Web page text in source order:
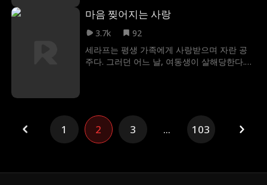
아이비를 목소리 대역으로 삼는다. 하지만 아
이비가 남자친구와 절친의 바람을 목격하며
는 어릴 적 친구인 스타 쿼터백 블레이크에게
도움을 청하는데. 과연 아이비는 스포트라이트
마음 찢어지는 사랑
3.7k
92
세라프는 평생 가족에게 사랑받으며 자란 공
주다. 그러던 어느 날, 여동생이 살해당한다.
1 2 3 ... 103